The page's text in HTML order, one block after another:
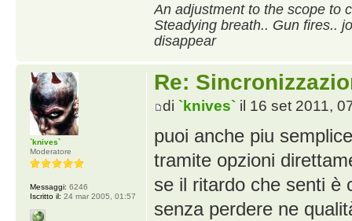
An adjustment to the scope to
Steadying breath.. Gun fires..
disappear
Re:
di `knives`il 16 set 2011,
puoi anche piu
tramite opzioni
se il ritardo che senti è
senza perdere ne
`knives`
Moderatore
Messaggi: 6246
Iscritto il: 24 mar 2005, 01:57